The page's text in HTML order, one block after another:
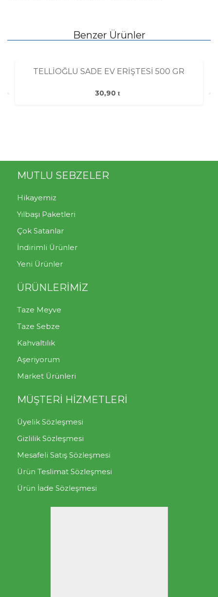
Benzer Ürünler
TELLİOĞLU SADE EV ERİŞTESİ 500 GR
30,90
MUTLU SEBZELER
Hikayemiz
Yılbaşı Paketleri
Çok Satanlar
İndirimli Ürünler
Yeni Ürünler
ÜRÜNLERİMİZ
Taze Meyve
Taze Sebze
Kahvaltılık
Aşeriyorum
Market Ürünleri
MÜŞTERİ HİZMETLERİ
Üyelik Sözleşmesi
Gizlilik Sözleşmesi
Mesafeli Satış Sözleşmesi
Ürün Teslimat Sözleşmesi
Ürün İade Sözleşmesi